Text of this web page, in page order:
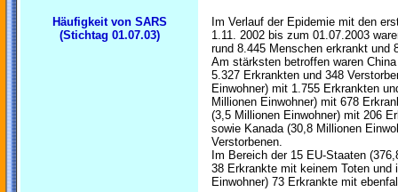
Häufigkeit von SARS
(Stichtag 01.07.03)
Im Verlauf der Epidemie mit den
1.11. 2002 bis zum 01.07.2003
rund 8.445 Menschen erkrankt und
Am stärksten betroffen waren
5.327 Erkrankten und 348
Einwohner) mit 1.755 Erkrankten
Millionen Einwohner) mit 678
(3,5 Millionen Einwohner) mit 206
sowie Kanada (30,8 Millionen
Verstorbenen.
Im Bereich der 15 EU-Staaten
38 Erkrankte mit keinem Toten und
Einwohner) 73 Erkrankte mit